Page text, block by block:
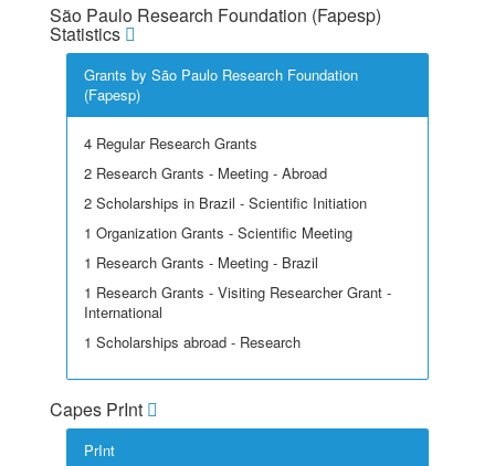
São Paulo Research Foundation (Fapesp)
Statistics
Grants by São Paulo Research Foundation
(Fapesp)
4 Regular Research Grants
2 Research Grants - Meeting - Abroad
2 Scholarships in Brazil - Scientific Initiation
1 Organization Grants - Scientific Meeting
1 Research Grants - Meeting - Brazil
1 Research Grants - Visiting Researcher Grant -
International
1 Scholarships abroad - Research
Capes PrInt
PrInt